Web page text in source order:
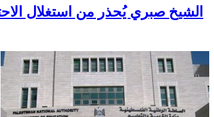
الشيخ صبري يُحذر من استغلال